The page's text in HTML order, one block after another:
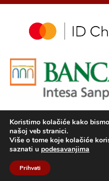
Koristimo kolačiće kako
našoj veb stranici.
Više o tome koje kolačiće
saznati u podesavanjima
Prihvati